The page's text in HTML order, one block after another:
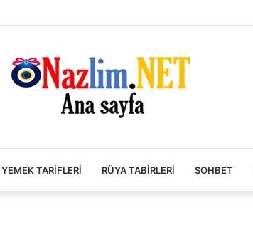
YEMEK TARIFLERI RÜYA TABIRLERI SOHBET